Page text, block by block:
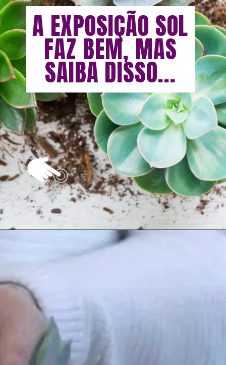
A EXPOSIÇÃO SOL
FAZ BEM, MAS
SAIBA DISSO...